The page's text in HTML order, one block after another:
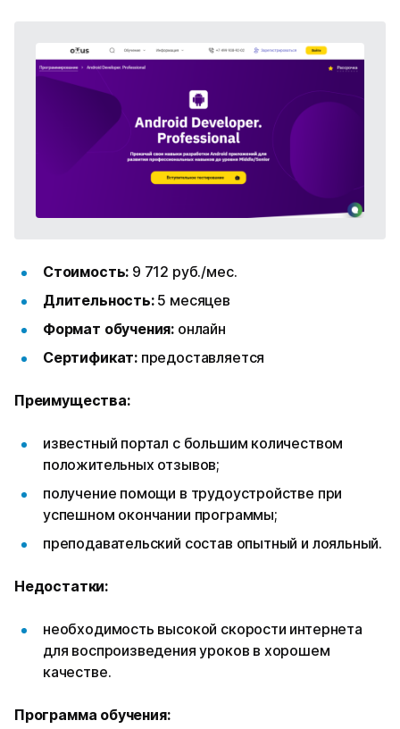
Стоимость: 9 712 руб./мес.
Длительность:5 месяцев
Формат обучения: онлайн
Сертификат: предоставляется
Преимущества:
известный портал с большим количеством
положительных отзывов;
получение помощи в трудоустройстве при
успешном окончании программы;
преподавательский состав опытный и лояльный.
Недостатки:
необходимость высокой скорости интернета
для воспроизведения уроков в хорошем
качестве.
Программа обучения: